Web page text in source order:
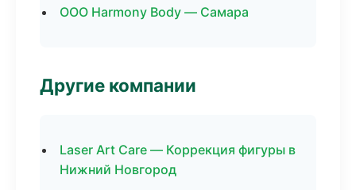
ООО Harmony Body — Самара
Другие компании
Laser Art Care — Коррекция фигуры в
Нижний Новгород